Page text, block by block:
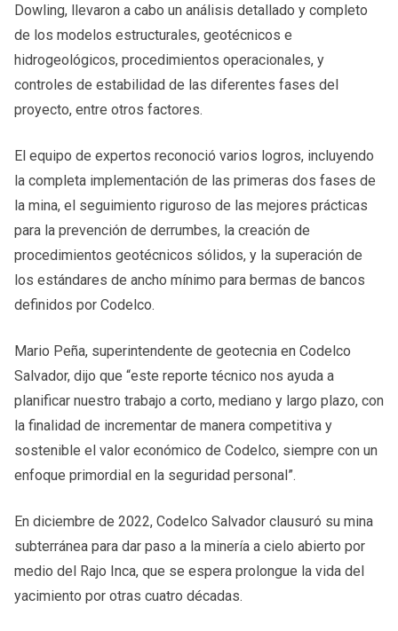
Dowling, llevaron a cabo un análisis detallado y completo
de los modelos estructurales, geotécnicos e
hidrogeológicos, procedimientos operacionales, y
controles de estabilidad de las diferentes fases del
proyecto, entre otros factores.
El equipo de expertos reconoció varios logros, incluyendo
la completa implementación de las primeras dos fases de
la mina, el seguimiento riguroso de las mejores prácticas
para la prevención de derrumbes, la creación de
procedimientos geotécnicos sólidos, y la superación de
los estándares de ancho mínimo para bermas de bancos
definidos por Codelco.
Mario Peña, superintendente de geotecnia en Codelco
Salvador, dijo que “este reporte técnico nos ayuda a
planificar nuestro trabajo a corto, mediano y largo plazo, con
la finalidad de incrementar de manera competitiva y
sostenible el valor económico de Codelco, siempre con un
enfoque primordial en la seguridad personal”.
En diciembre de 2022, Codelco Salvador clausuró su mina
subterránea para dar paso a la minería a cielo abierto por
medio del Rajo Inca, que se espera prolongue la vida del
yacimiento por otras cuatro décadas.